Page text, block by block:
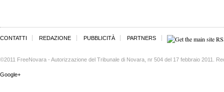
CONTATTI REDAZIONE PUBBLICITÀ PARTNERS
©2011 FreeNovara - Autorizzazione del Tribunale di Novara, nr 504 del 17 febbraio 2011.
Google+